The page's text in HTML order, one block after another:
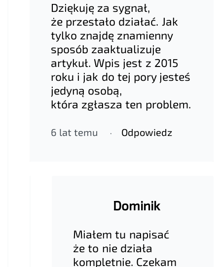
Dziękuję za sygnał,
że przestało działać. Jak
tylko znajdę znamienny
sposób zaaktualizuje
artykuł. Wpis jest z 2015
roku i jak do tej pory jesteś
jedyną osobą,
która zgłasza ten problem.
6 lat temu Odpowiedz
Dominik
Miałem tu napisać
że to nie działa
kompletnie. Czekam